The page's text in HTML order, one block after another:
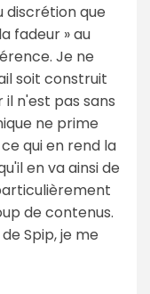
discrétion que
fadeur » au
Je ne
soit construit
il n'est pas sans
ne prime
qui en rend la
en va ainsi de
de contenus.
Spip, je me